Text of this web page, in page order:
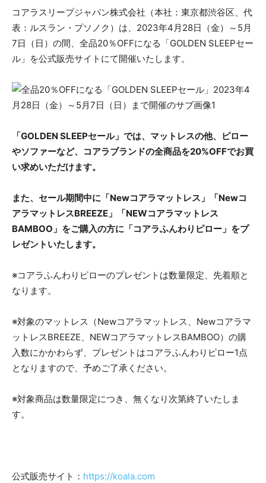
コアラスリープジャパン株式会社（本社：東京都渋谷区、代
表：ルスラン・プソノク）は、2023年4月28日（金）～5月
7日（日）の間、全品20％OFFになる「GOLDEN SLEEPセー
ル」を公式販売サイトにて開催いたします。
「GOLDEN SLEEPセール」では、マットレスの他、ピロー
やソファーなど、コアラブランドの全商品を20%OFFでお買
い求めいただけます。
また、セール期間中に「Newコアラマットレス」「Newコ
アラマットレスBREEZE」「NEWコアラマットレス
BAMBOO」をご購入の方に「コアラふんわりピロー」をプ
レゼントいたします。
※コアラふんわりピローのプレゼントは数量限定、先着順と
なります。
※対象のマットレス（Newコアラマットレス、Newコアラマ
ットレスBREEZE、NEWコアラマットレスBAMBOO）の購
入数にかかわらず、プレゼントはコアラふんわりピロー1点
となりますので、予めご了承ください。
※対象商品は数量限定につき、無くなり次第終了いたしま
す。
公式販売サイト： https://koala.com